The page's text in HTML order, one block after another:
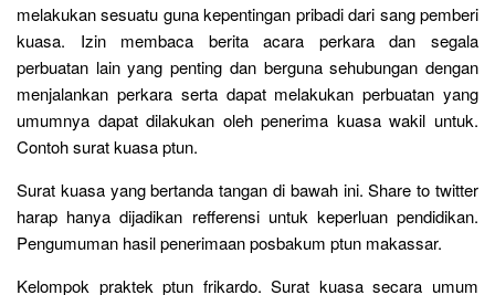
melakukan sesuatu guna kepentingan pribadi dari sang pemberi
kuasa. Izin membaca berita acara perkara dan segala
perbuatan lain yang penting dan berguna sehubungan dengan
menjalankan perkara serta dapat melakukan perbuatan yang
umumnya dapat dilakukan oleh penerima kuasa wakil untuk.
Contoh surat kuasa ptun.
Surat kuasa yang bertanda tangan di bawah ini. Share to twitter
harap hanya dijadikan refferensi untuk keperluan pendidikan.
Pengumuman hasil penerimaan posbakum ptun makassar.
Kelompok praktek ptun frikardo. Surat kuasa secara umum